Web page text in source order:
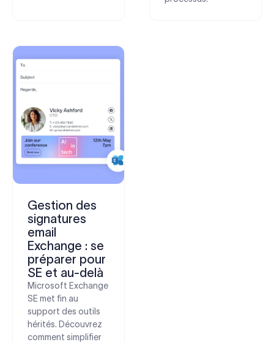
Gestion des
signatures
email
Exchange : se
préparer pour
SE et au-delà
Microsoft Exchange
SE met fin au
support des outils
hérités. Découvrez
comment simplifier